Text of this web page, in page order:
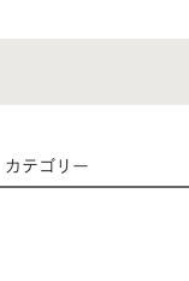
カテゴリー